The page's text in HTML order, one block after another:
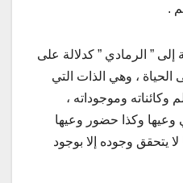
.
” الرمادي ” كدلالة على
الحياة ، وهي الذات التي
وكائناته وموجوداته ،
وعيها وكذا حضور وعيها
يتحقق وجوده إلا بوجود